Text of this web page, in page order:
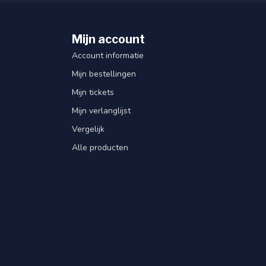
Mijn account
Account informatie
Mijn bestellingen
Mijn tickets
Mijn verlanglijst
Vergelijk
Alle producten